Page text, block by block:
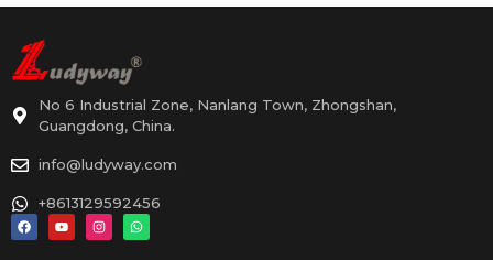
No 6 Industrial Zone, Nanlang Town, Zhongshan,
Guangdong, China.
info@ludyway.com
+8613129592456